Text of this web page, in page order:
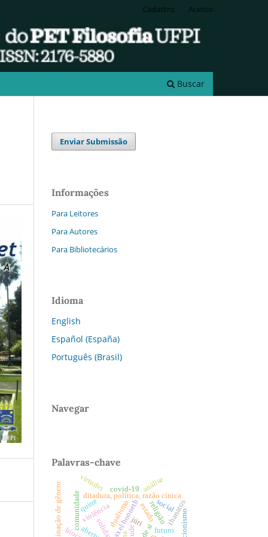
Buscar
Cadastro Acesso
Enviar Submissão
Informações
Para Leitores
Para Autores
Para Bibliotecários
Idioma
English
Español (España)
Português (Brasil)
Navegar
Palavras-chave
violência
ditadura, política, razão cínica.
axel honnethestado
comunidade religião
dualismo thanatos
futuro
covid-19 análise
social
quine
discriminação de gênero virtudes
júri